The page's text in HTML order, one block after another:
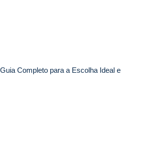
Completo para a Escolha Ideal e